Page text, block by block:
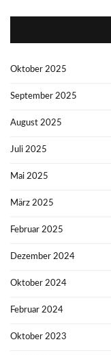
Oktober 2025
September 2025
August 2025
Juli 2025
Mai 2025
März 2025
Februar 2025
Dezember 2024
Oktober 2024
Februar 2024
Oktober 2023